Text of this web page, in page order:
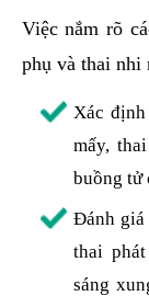
Việc nắm rõ
phụ và thai
Xác
mấy,
buồng tử
Đánh giá
thai
sáng